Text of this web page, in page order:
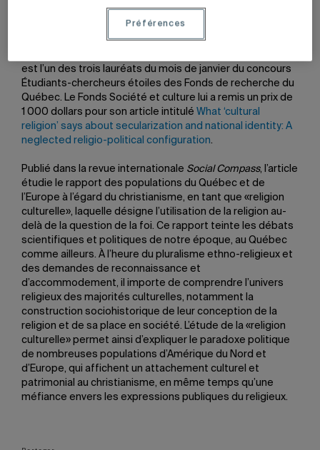
Jean-François Laniel.
est l’un des trois lauréats du mois de janvier du concours
Étudiants-chercheurs étoiles des Fonds de recherche du
Québec. Le Fonds Société et culture lui a remis un prix de
1 000 dollars pour son article intitulé What ‘cultural
religion’ says about secularization and national identity: A
neglected religio-political configuration.
Publié dans la revue internationale Social Compass, l’article
étudie le rapport des populations du Québec et de
l’Europe à l’égard du christianisme, en tant que «religion
culturelle», laquelle désigne l’utilisation de la religion au-
delà de la question de la foi. Ce rapport teinte les débats
scientifiques et politiques de notre époque, au Québec
comme ailleurs. À l’heure du pluralisme ethno-religieux et
des demandes de reconnaissance et
d’accommodement, il importe de comprendre l’univers
religieux des majorités culturelles, notamment la
construction sociohistorique de leur conception de la
religion et de sa place en société. L’étude de la «religion
culturelle» permet ainsi d’expliquer le paradoxe politique
de nombreuses populations d’Amérique du Nord et
d’Europe, qui affichent un attachement culturel et
patrimonial au christianisme, en même temps qu’une
méfiance envers les expressions publiques du religieux.
Préférences